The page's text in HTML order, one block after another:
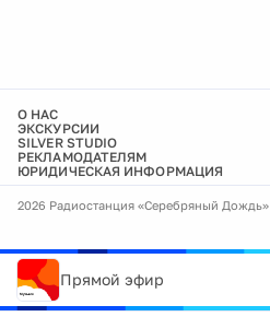
О НАС
ЭКСКУРСИИ
SILVER STUDIO
РЕКЛАМОДАТЕЛЯМ
ЮРИДИЧЕСКАЯ ИНФОРМАЦИЯ
2026 Радиостанция «Серебряный Дождь»
Прямой эфир